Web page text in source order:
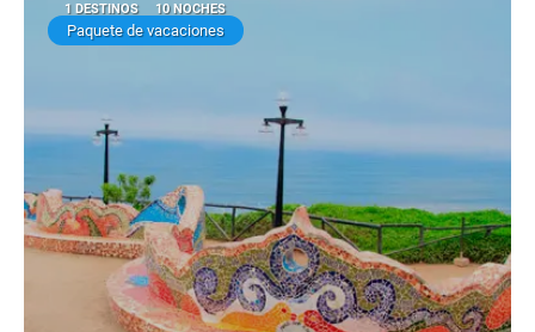
1 DESTINOS 10 NOCHES
Paquete de vacaciones